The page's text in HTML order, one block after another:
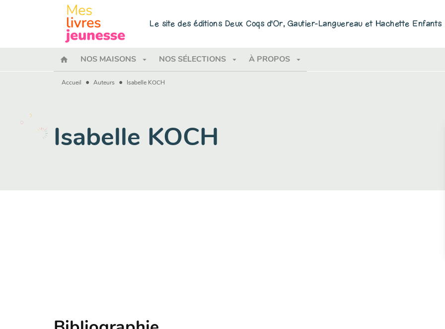
MENU
Le site des éditions Deux Coqs d'Or, Gautier-Languereau et Hachette Enfants
home NOS MAISONS arrow_drop_down NOS SÉLECTIONS arrow_drop_down À PROPOS arrow_drop_down
Accueil • Auteurs • Isabelle KOCH
Isabelle KOCH